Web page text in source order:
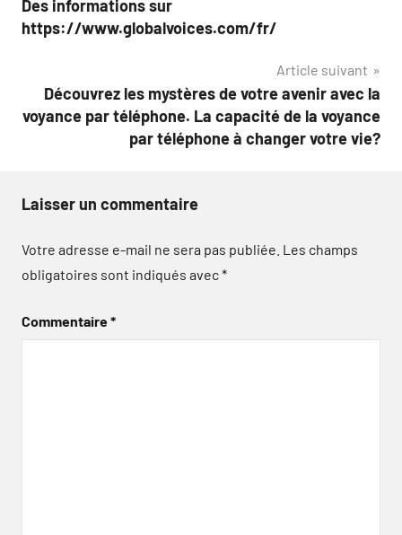
de
Des informations sur
https://www.globalvoices.com/fr/
Article suivant
Découvrez les mystères de votre avenir avec la
voyance par téléphone. La capacité de la voyance
par téléphone à changer votre vie?
Laisser un commentaire
Votre adresse e-mail ne sera pas publiée. Les champs
obligatoires sont indiqués avec*
Commentaire*